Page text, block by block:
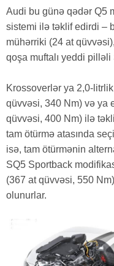
Audi bu günə qədər Q5
sistemi ilə təklif edirdi –
mühərriki (24 at
qoşa muftalı yeddi pilləli
Krossoverlər ya 2,0-
qüvvəsi, 340 Nm) və ya
qüvvəsi, 400 Nm) ilə
tam ötürmə atasında
isə, tam ötürmənin
SQ5 Sportback
(367 at qüvvəsi, 550
olunurlar.